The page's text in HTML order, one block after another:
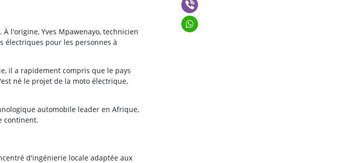
À l'origine, Yves Mpawenayo, technicien
électriques pour les personnes à
il a rapidement compris que le pays
né le projet de la moto électrique,
automobile leader en Afrique,
continent.
d'ingénierie locale adaptée aux